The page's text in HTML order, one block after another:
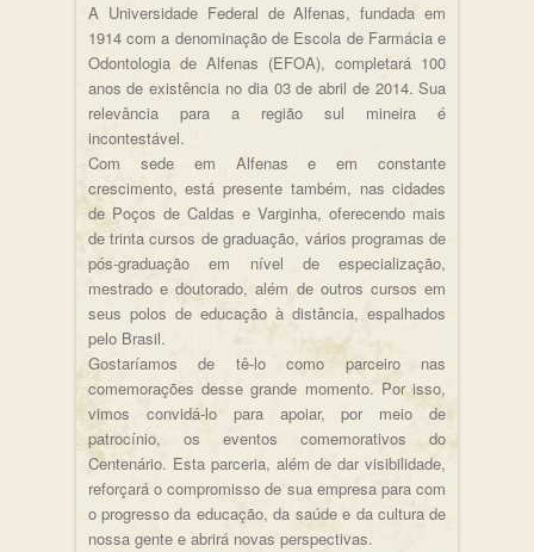
A Universidade Federal de Alfenas, fundada em
1914 com a denominação de Escola de Farmácia e
Odontologia de Alfenas (EFOA), completará 100
anos de existência no dia 03 de abril de 2014. Sua
relevância para a região sul mineira é
incontestável.
Com sede em Alfenas e em constante
crescimento, está presente também, nas cidades
de Poços de Caldas e Varginha, oferecendo mais
de trinta cursos de graduação, vários programas de
pós-graduação em nível de especialização,
mestrado e doutorado, além de outros cursos em
seus polos de educação à distância, espalhados
pelo Brasil.
Gostaríamos de tê-lo como parceiro nas
comemorações desse grande momento. Por isso,
vimos convidá-lo para apoiar, por meio de
patrocínio, os eventos comemorativos do
Centenário. Esta parceria, além de dar visibilidade,
reforçará o compromisso de sua empresa para com
o progresso da educação, da saúde e da cultura de
nossa gente e abrirá novas perspectivas.